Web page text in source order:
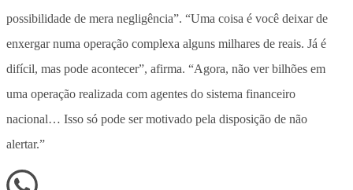
possibilidade de mera negligência”. “Uma coisa é você deixar de
enxergar numa operação complexa alguns milhares de reais. Já é
difícil, mas pode acontecer”, afirma. “Agora, não ver bilhões em
uma operação realizada com agentes do sistema financeiro
nacional… Isso só pode ser motivado pela disposição de não
alertar.”